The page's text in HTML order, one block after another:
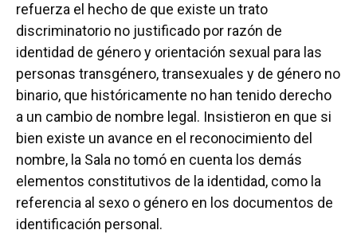
refuerza el hecho de que existe un trato
discriminatorio no justificado por razón de
identidad de género y orientación sexual para las
personas transgénero, transexuales y de género no
binario, que históricamente no han tenido derecho
a un cambio de nombre legal. Insistieron en que si
bien existe un avance en el reconocimiento del
nombre, la Sala no tomó en cuenta los demás
elementos constitutivos de la identidad, como la
referencia al sexo o género en los documentos de
identificación personal.